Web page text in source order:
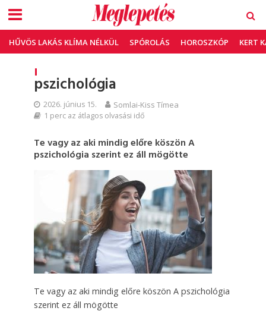
HŰVÖS LAKÁS KLÍMA NÉLKÜL SPÓROLÁS HOROSZKÓP KERT
pszichológia
2026. június 15. Somlai-Kiss Tímea
1 perc az átlagos olvasási idő
Te vagy az aki mindig előre köszön A
pszichológia szerint ez áll mögötte
Te vagy az aki mindig előre köszön A pszichológia
szerint ez áll mögötte